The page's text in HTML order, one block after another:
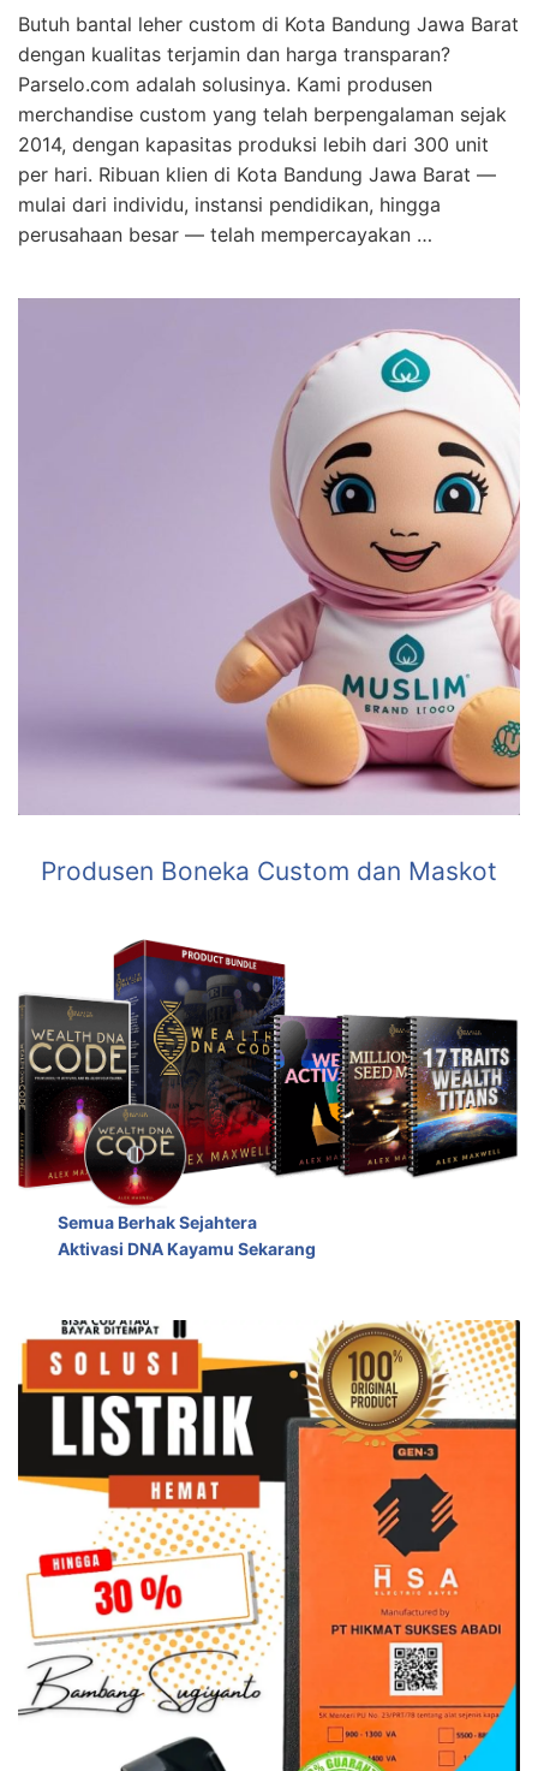
Butuh bantal leher custom di Kota Bandung Jawa Barat
dengan kualitas terjamin dan harga transparan?
Parselo.com adalah solusinya. Kami produsen
merchandise custom yang telah berpengalaman sejak
2014, dengan kapasitas produksi lebih dari 300 unit
per hari. Ribuan klien di Kota Bandung Jawa Barat —
mulai dari individu, instansi pendidikan, hingga
perusahaan besar — telah mempercayakan …
Produsen Boneka Custom dan Maskot
Semua Berhak Sejahtera
Aktivasi DNA Kayamu Sekarang